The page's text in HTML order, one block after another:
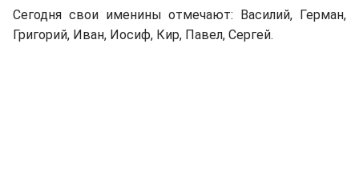
Сегодня свои именины отмечают: Василий, Герман,
Григорий, Иван, Иосиф, Кир, Павел, Сергей.